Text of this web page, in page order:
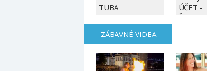
TUBA
ÚČET -
ZÁBAVNÉ VIDEA